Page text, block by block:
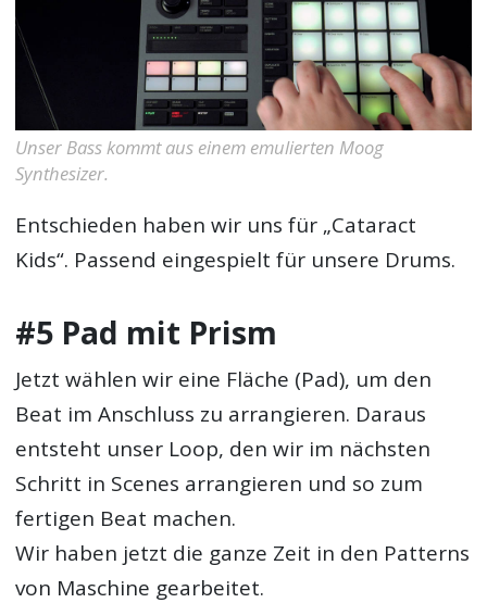
Unser Bass kommt aus einem emulierten Moog
Synthesizer.
Entschieden haben wir uns für „Cataract
Kids“. Passend eingespielt für unsere Drums.
#5 Pad mit Prism
Jetzt wählen wir eine Fläche (Pad), um den
Beat im Anschluss zu arrangieren. Daraus
entsteht unser Loop, den wir im nächsten
Schritt in Scenes arrangieren und so zum
fertigen Beat machen.
Wir haben jetzt die ganze Zeit in den Patterns
von Maschine gearbeitet.